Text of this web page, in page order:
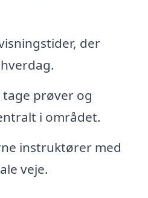
der
prøver og
i området.
instruktører med
veje.